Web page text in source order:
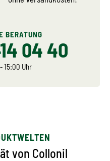
BERATUNG
04 40
15:00 Uhr
von Collonil